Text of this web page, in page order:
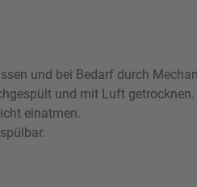
und bei Bedarf durch
und mit Luft getrocknen.
einatmen.